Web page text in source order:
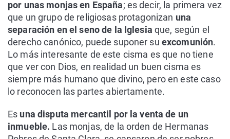
por unas monjas en España; es decir, la primera vez
que un grupo de religiosas protagonizan una
separación en el seno de la Iglesia que, según el
derecho canónico, puede suponer su excomunión.
Lo más interesante de este cisma es que no tiene
que ver con Dios, en realidad un buen cisma es
siempre más humano que divino, pero en este caso
lo reconocen las partes abiertamente.
Es una disputa mercantil por la venta de un
inmueble. Las monjas, de la orden de Hermanas